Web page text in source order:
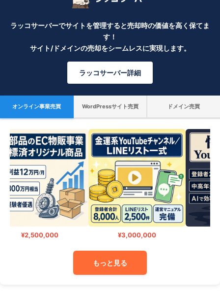
ラッコサーバーでサイトを管理すると売却時の価値を高く保てま
す！
サイト/ドメインの売却をシームレスに実現します。
ラッコサーバー詳細
オンライン事業売買 WordPressサイト売買 ドメイン売買
¥2,500,000 ¥3,000,000
もっと見る